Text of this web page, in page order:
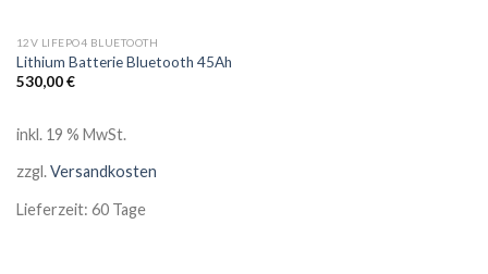
12V LIFEPO4 BLUETOOTH
Lithium Batterie Bluetooth 45Ah
530,00€
inkl. 19 % MwSt.
zzgl.Versandkosten
Lieferzeit: 60 Tage